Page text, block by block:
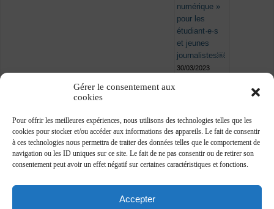
Gérer le consentement aux
cookies
Pour offrir les meilleures expériences, nous utilisons des technologies telles que les
cookies pour stocker et/ou accéder aux informations des appareils. Le fait de consentir
à ces technologies nous permettra de traiter des données telles que le comportement de
navigation ou les ID uniques sur ce site. Le fait de ne pas consentir ou de retirer son
consentement peut avoir un effet négatif sur certaines caractéristiques et fonctions.
Accepter
numérique »
pour les
étudiant·e·s
et jeunes
journalistes￼
30/03/2023